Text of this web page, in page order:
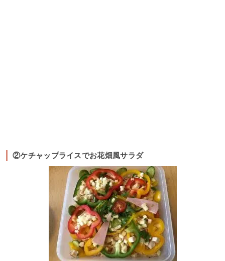
②ケチャップライスでお花畑風サラダ